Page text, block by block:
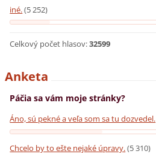
iné.(5 252)
Celkový počet hlasov:32599
Anketa
Páčia sa vám moje stránky?
Áno, sú pekné a veľa som sa tu dozvedel.
Chcelo by to ešte nejaké úpravy.(5 310)